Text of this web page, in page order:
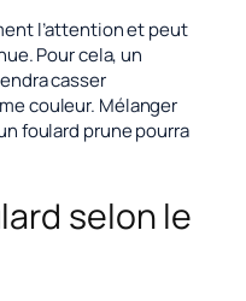
l’attention et peut
Pour cela, un
casser
couleur. Mélanger
foulard prune pourra
selon le